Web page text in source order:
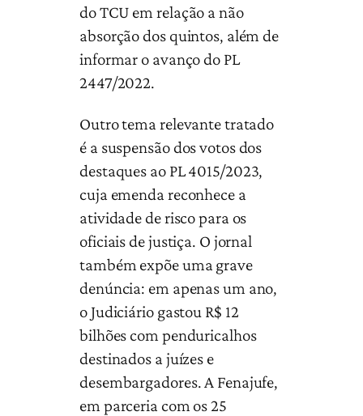
do TCU em relação a não
absorção dos quintos, além de
informar o avanço do PL
2447/2022.
Outro tema relevante tratado
é a suspensão dos votos dos
destaques ao PL 4015/2023,
cuja emenda reconhece a
atividade de risco para os
oficiais de justiça. O jornal
também expõe uma grave
denúncia: em apenas um ano,
o Judiciário gastou R$ 12
bilhões com penduricalhos
destinados a juízes e
desembargadores. A Fenajufe,
em parceria com os 25